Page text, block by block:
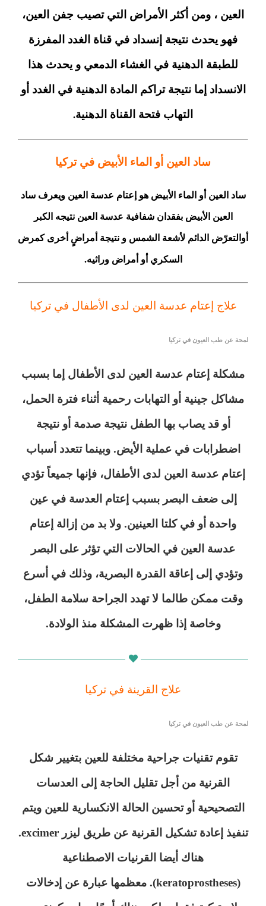
العين ، ومن أكثر الأمراض التي تصيب جفن العين،
فهو يحدث نتيجة إنسداد في قناة الغدد المفرزة
للطبقة الدهنية في الغشاء الدمعي و يحدث هذا
الانسداد إما نتيجة تراكم المادة الدهنية في الغدد أو
التهاب فتحة القناة الدهنية.
ساد العين أو الماء الأبيض في تركيا
ساد العين أو الماء الأبيض هو إعتام عدسة العين ويعرف ساد
العين الأبيض بفقدان شفافية عدسة العين نتيجه الكبر
أوالتعرّض الدائم لأشعة الشمس و نتيجة أمراضٍ أخرى كمرض
السكري أو أمراض وراثيه.
علاج إعتام عدسة العين لدى الأطفال في تركيا
لمحة عن طب العيون في تركيا
مشكلة إعتام عدسة العين لدى الأطفال إما بسبب
مشاكل جينية أو التهابات رحمية أثناء فترة الحمل،
أو قد يصاب بها الطفل نتيجة صدمة أو نتيجة
اضطرابات في عملية الأيض. وبينما تتعدد أسباب
إعتام عدسة العين لدى الأطفال، فإنها جميعاً تؤدي
إلى ضعف البصر بسبب إعتام العدسة في عين
واحدة أو في كلتا العينين. ولا بد من إزالة إعتام
عدسة العين في الحالات التي تؤثر على البصر
وتؤدي إلى إعاقة القدرة البصرية، وذلك في أسرع
وقت ممكن طالما لا تهدد الجراحة سلامة الطفل،
وخاصة إذا ظهرت المشكلة منذ الولادة.
علاج القرينة في تركيا
لمحة عن طب العيون في تركيا
تقوم تقنيات جراحية مختلفة للعين بتغيير شكل
القرنية من أجل تقليل الحاجة إلى العدسات
التصحيحية أو تحسين الحالة الانكسارية للعين ويتم
تنفيذ إعادة تشكيل القرنية عن طريق ليزر excimer.
هناك أيضا القرنيات الاصطناعية
(keratoprostheses). معظمها عبارة عن إدخالات